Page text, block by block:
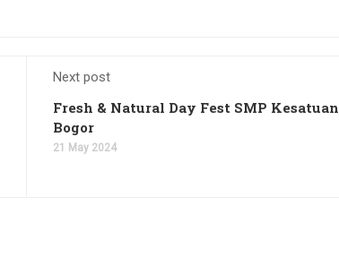
Next post
Fresh & Natural Day Fest SMP Kesatuan
Bogor
21 May 2024